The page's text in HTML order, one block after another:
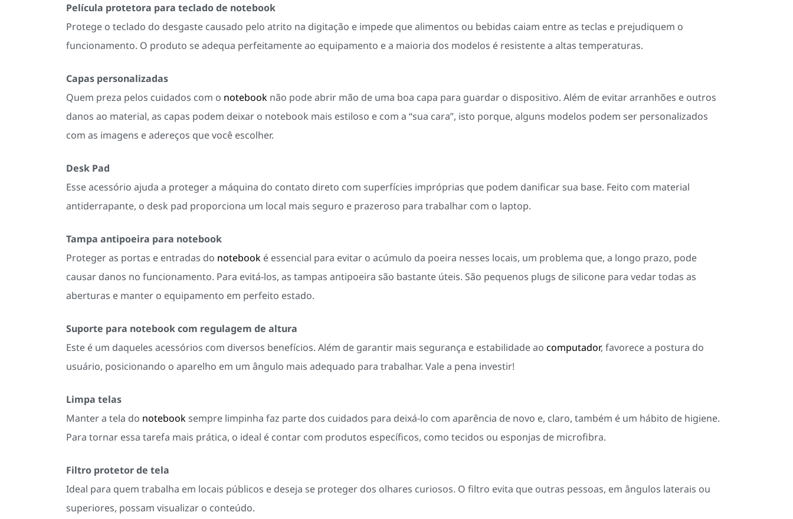
Película protetora para teclado de notebook
Protege o teclado do desgaste causado pelo atrito na digitação e impede que alimentos ou bebidas caiam entre as teclas e prejudiquem o
funcionamento. O produto se adequa perfeitamente ao equipamento e a maioria dos modelos é resistente a altas temperaturas.
Capas personalizadas
Quem preza pelos cuidados com o notebook não pode abrir mão de uma boa capa para guardar o dispositivo. Além de evitar arranhões e outros
danos ao material, as capas podem deixar o notebook mais estiloso e com a “sua cara”, isto porque, alguns modelos podem ser personalizados
com as imagens e adereços que você escolher.
Desk Pad
Esse acessório ajuda a proteger a máquina do contato direto com superfícies impróprias que podem danificar sua base. Feito com material
antiderrapante, o desk pad proporciona um local mais seguro e prazeroso para trabalhar com o laptop.
Tampa antipoeira para notebook
Proteger as portas e entradas do notebook é essencial para evitar o acúmulo da poeira nesses locais, um problema que, a longo prazo, pode
causar danos no funcionamento. Para evitá-los, as tampas antipoeira são bastante úteis. São pequenos plugs de silicone para vedar todas as
aberturas e manter o equipamento em perfeito estado.
Suporte para notebook com regulagem de altura
Este é um daqueles acessórios com diversos benefícios. Além de garantir mais segurança e estabilidade ao computador, favorece a postura do
usuário, posicionando o aparelho em um ângulo mais adequado para trabalhar. Vale a pena investir!
Limpa telas
Manter a tela do notebooksempre limpinha faz parte dos cuidados para deixá-lo com aparência de novo e, claro, também é um hábito de higiene.
Para tornar essa tarefa mais prática, o ideal é contar com produtos específicos, como tecidos ou esponjas de microfibra.
Filtro protetor de tela
Ideal para quem trabalha em locais públicos e deseja se proteger dos olhares curiosos. O filtro evita que outras pessoas, em ângulos laterais ou
superiores, possam visualizar o conteúdo.